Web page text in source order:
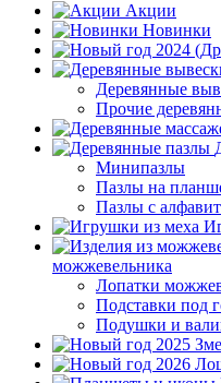
Акции
Новинки
Деревянные
Прочие
Минипазлы
Пазлы на
Пазлы с
можжевельника
Лопатки
Подставки под
Подушки и